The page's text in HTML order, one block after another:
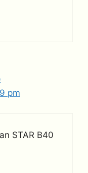
pm
STAR B40